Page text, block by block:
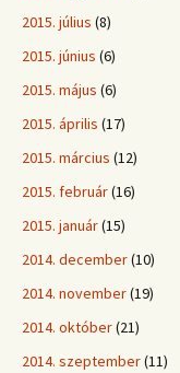
2015. július (8)
2015. június (6)
2015. május (6)
2015. április (17)
2015. március (12)
2015. február(16)
2015. január(15)
2014. december(10)
2014. november(19)
2014. október(21)
2014. szeptember(11)